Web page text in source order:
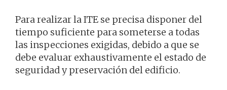
Para realizar la ITE se precisa disponer del
tiempo suficiente para someterse a todas
las inspecciones exigidas, debido a que se
debe evaluar exhaustivamente el estado de
seguridad y preservación del edificio.